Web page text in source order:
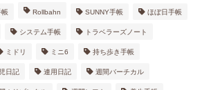
帳 Rollbahn SUNNY手帳 ほぼ日手帳
システム手帳 トラベラーズノート
ミドリ ミニ6 持ち歩き手帳
日記 連用日記 週間バーチカル